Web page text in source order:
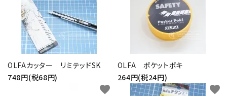
OLFAカッター リミテッドSK
748円(税68円)
OLFA ポケットポキ
264円(税24円)
favorite favorite